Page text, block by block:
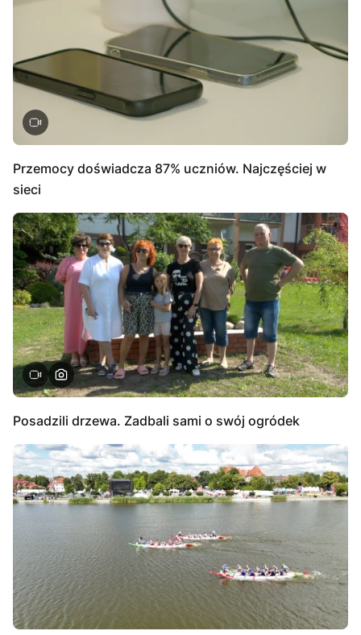
Przemocy doświadcza 87% uczniów. Najczęściej w
sieci
Posadzili drzewa. Zadbali sami o swój ogródek